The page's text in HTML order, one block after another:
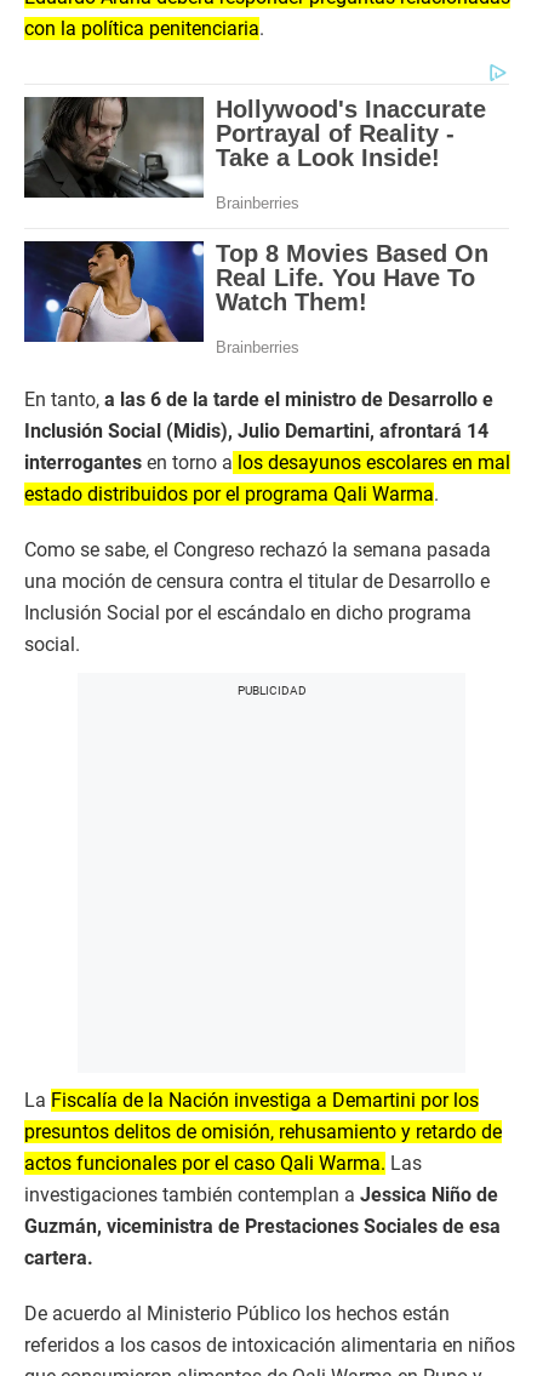
con la política penitenciaria.
En tanto, a las 6 de la tarde el ministro de Desarrollo e
Inclusión Social (Midis), Julio Demartini, afrontará 14
interrogantes en torno a los desayunos escolares en mal
estado distribuidos por el programa Qali Warma.
Como se sabe, el Congreso rechazó la semana pasada
una moción de censura contra el titular de Desarrollo e
Inclusión Social por el escándalo en dicho programa
social.
La Fiscalía de la Nación investiga a Demartini por los
presuntos delitos de omisión, rehusamiento y retardo de
actos funcionales por el caso Qali Warma. Las
investigaciones también contemplan a Jessica Niño de
Guzmán, viceministra de Prestaciones Sociales de esa
cartera.
De acuerdo al Ministerio Público los hechos están
referidos a los casos de intoxicación alimentaria en niños